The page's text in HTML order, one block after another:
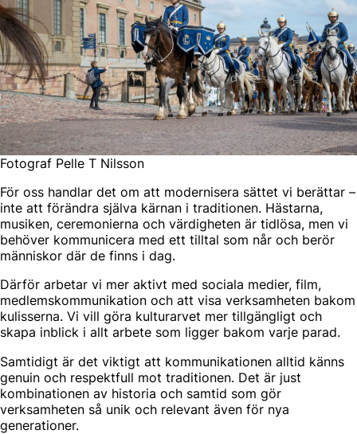
Fotograf Pelle T Nilsson
För oss handlar det om att modernisera sättet vi berättar –
inte att förändra själva kärnan i traditionen. Hästarna,
musiken, ceremonierna och värdigheten är tidlösa, men vi
behöver kommunicera med ett tilltal som når och berör
människor där de finns i dag.
Därför arbetar vi mer aktivt med sociala medier, film,
medlemskommunikation och att visa verksamheten bakom
kulisserna. Vi vill göra kulturarvet mer tillgängligt och
skapa inblick i allt arbete som ligger bakom varje parad.
Samtidigt är det viktigt att kommunikationen alltid känns
genuin och respektfull mot traditionen. Det är just
kombinationen av historia och samtid som gör
verksamheten så unik och relevant även för nya
generationer.